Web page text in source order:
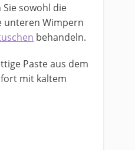
sowohl die
unteren Wimpern
behandeln.
Paste aus dem
mit kaltem